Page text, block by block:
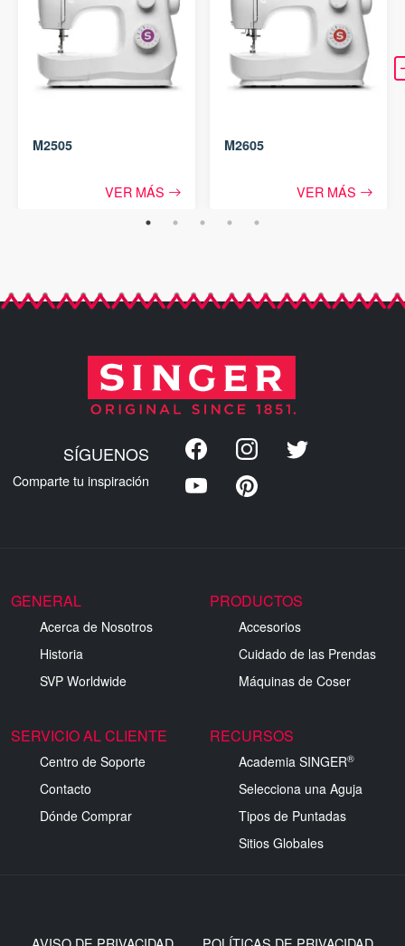
M2505
VER MÁS
M2605
VER MÁS
SÍGUENOS
Comparte tu inspiración
GENERAL
Acerca de Nosotros
Historia
SVP Worldwide
PRODUCTOS
Accesorios
Cuidado de las Prendas
Máquinas de Coser
SERVICIO AL CLIENTE
Centro de Soporte
Contacto
Dónde Comprar
RECURSOS
Academia SINGER®
Selecciona una Aguja
Tipos de Puntadas
Sitios Globales